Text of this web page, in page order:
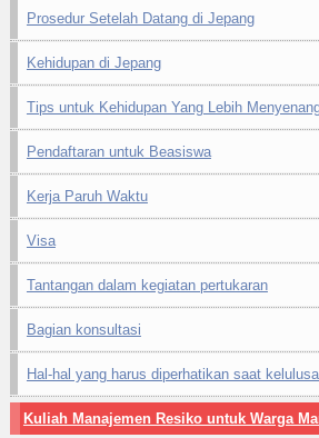
Prosedur Setelah Datang di Jepang
Kehidupan di Jepang
Tips untuk Kehidupan Yang Lebih
Pendaftaran untuk Beasiswa
Kerja Paruh Waktu
Visa
Tantangan dalam kegiatan pertukaran
Bagian konsultasi
Hal-hal yang harus diperhatikan saat
Kuliah Manajemen Resiko untuk Warga